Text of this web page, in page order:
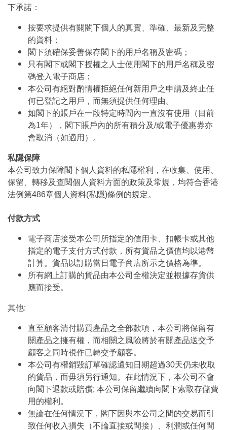
下承諾：
按要求提供有關閣下個人的真實、準確、最新及完整
的資料；
閣下須確保妥善保存閣下的用戶名稱及密碼；
只有閣下或閣下授權之人士使用閣下的用戶名稱及密
碼登入電子商店；
本公司有絕對酌情權拒絕任何新用戶之申請及終止任
何已登記之用戶，而無須提供任何理由。
如閣下的賬戶在一段特定時間內一直沒有使用（目前
為1年），閣下賬戶內的所有積分及/或電子優惠券亦
會取消（如適用）。
私隱保障
本公司致力保障閣下個人資料的私隱權利，在收集、使用、
保留、轉移及查閱個人資料方面的政策及常規，均符合香港
法例第486章個人資料(私隱)條例的規定。
付款方式
電子商店接受本公司所指定的信用卡、扣帳卡或其他
指定的電子支付方式付款，所有貨品之價值均以港幣
計算。貨品以訂購當日電子商店所示之價格為準。
所有網上訂購的貨品由本公司全權決定並根據存貨供
應而接受。
其他:
直至顧客清付購買產品之全部款項，本公司將保留有
關產品之擁有權，而相關之風險將於有關產品送交予
顧客之同時視作已轉交予顧客。
本公司有權銷毀訂單確認通知日期超過30天仍未收取
的貨品，而毋須另行通知。在此情況下，本公司不會
向閣下退款或賠償; 本公司保留繼續向閣下索取存儲費
用的權利。
無論在任何情況下，閣下因與本公司之間的交易而引
致任何收入損失（不論直接或間接）、利潤或任何間